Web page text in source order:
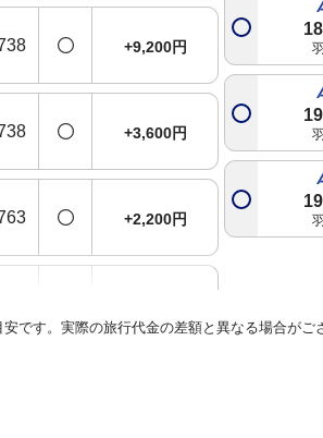
+9,200円
+3,600円
+2,200円
です。実際の旅行代金の差額と異なる場合が